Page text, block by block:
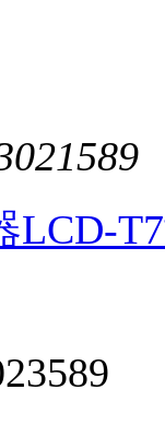
LCD-